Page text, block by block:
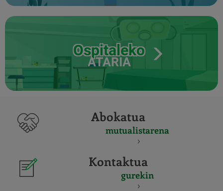
Ospitaleko
ATARIA
Abokatua
mutualistarena
Kontaktua
gurekin